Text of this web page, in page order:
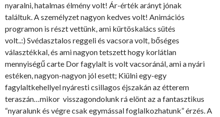
nyaralni, hatalmas élmény volt! Ár-érték arányt jónak
találtuk. A személyzet nagyon kedves volt! Animációs
programon is részt vettünk, ami kürtöskalács sütés
volt..:) Svédasztalos reggeli és vacsora volt, bőséges
választékkal, és ami nagyon tetszett hogy korlátlan
mennyiségű carte Dor fagylalt is volt vacsoránál, ami a nyári
estéken, nagyon-nagyon jól esett; Kiülni egy-egy
fagylaltkehellyel nyáresti csillagos éjszakán az étterem
teraszán…mikor visszagondolunk rá elönt az a fantasztikus
“nyaralunk és végre csak egymással foglalkozhatunk” érzés. A